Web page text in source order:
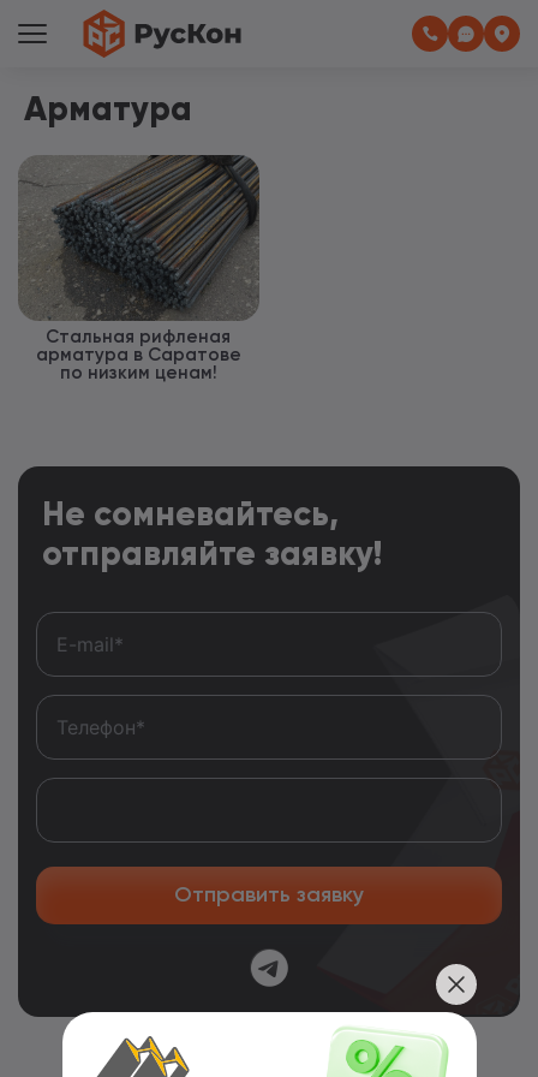
Арматура
Стальная рифленая
арматура в Саратове
по низким ценам!
Не сомневайтесь,
отправляйте заявку!
Отправить заявку